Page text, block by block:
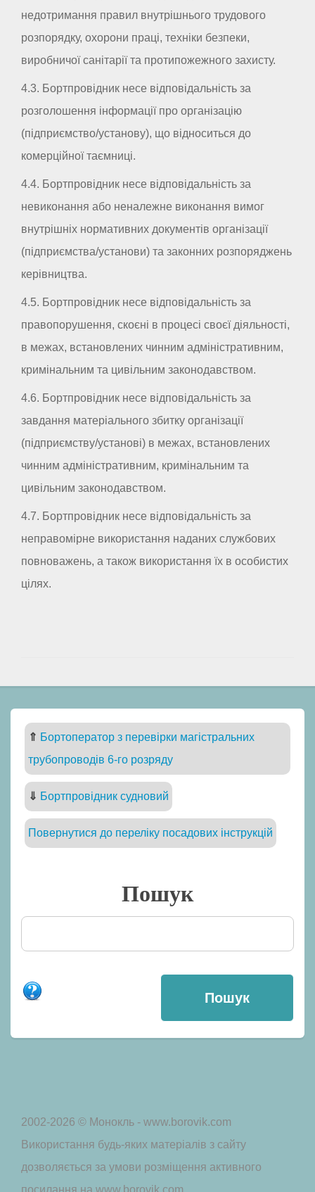
недотримання правил внутрішнього трудового
розпорядку, охорони праці, техніки безпеки,
виробничої санітарії та протипожежного захисту.
4.3. Бортпровідник несе відповідальність за
розголошення інформації про організацію
(підприємство/установу), що відноситься до
комерційної таємниці.
4.4. Бортпровідник несе відповідальність за
невиконання або неналежне виконання вимог
внутрішніх нормативних документів організації
(підприємства/установи) та законних розпоряджень
керівництва.
4.5. Бортпровідник несе відповідальність за
правопорушення, скоєні в процесі своєї діяльності,
в межах, встановлених чинним адміністративним,
кримінальним та цивільним законодавством.
4.6. Бортпровідник несе відповідальність за
завдання матеріального збитку організації
(підприємству/установі) в межах, встановлених
чинним адміністративним, кримінальним та
цивільним законодавством.
4.7. Бортпровідник несе відповідальність за
неправомірне використання наданих службових
повноважень, а також використання їх в особистих
цілях.
⇑ Бортоператор з перевірки магістральних
трубопроводів 6-го розряду
⇓ Бортпровідник судновий
Повернутися до переліку посадових інструкцій
Пошук
2002-2026 © Монокль - www.borovik.com
Використання будь-яких матеріалів з сайту
дозволяється за умови розміщення активного